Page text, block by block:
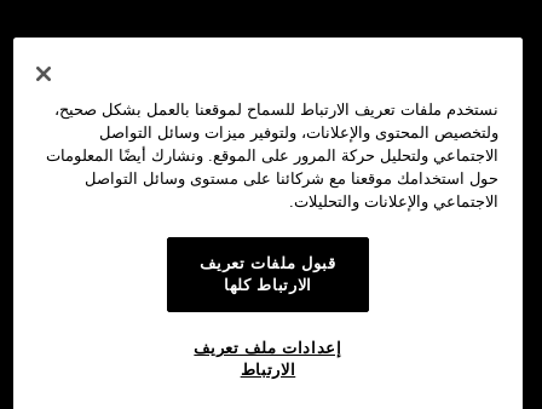
نستخدم ملفات تعريف الارتباط للسماح لموقعنا بالعمل بشكل صحيح،
ولتخصيص المحتوى والإعلانات، ولتوفير ميزات وسائل التواصل
الاجتماعي ولتحليل حركة المرور على الموقع. ونشارك أيضًا المعلومات
حول استخدامك موقعنا مع شركائنا على مستوى وسائل التواصل
الاجتماعي والإعلانات والتحليلات.
قبول ملفات تعريف
الارتباط كلها
إعدادات ملف تعريف
الارتباط